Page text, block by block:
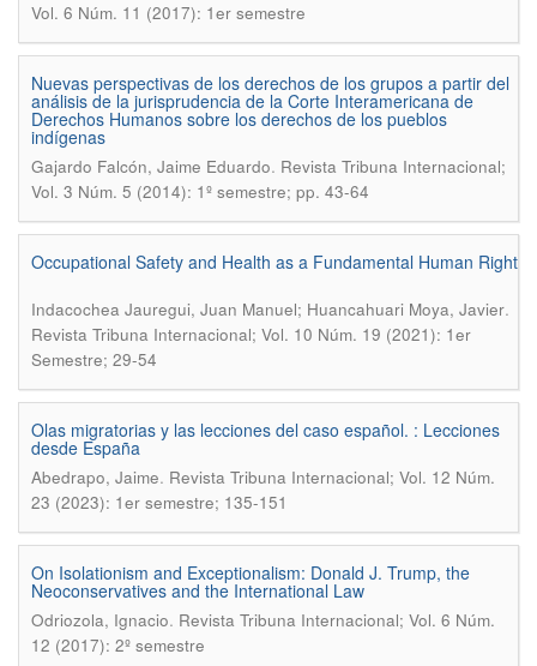
Vol. 6 Núm. 11 (2017): 1er semestre
Nuevas perspectivas de los derechos de los grupos a partir del
análisis de la jurisprudencia de la Corte Interamericana de
Derechos Humanos sobre los derechos de los pueblos
indígenas
Gajardo Falcón, Jaime Eduardo. Revista Tribuna Internacional;
Vol. 3 Núm. 5 (2014): 1º semestre; pp. 43-64
Occupational Safety and Health as a Fundamental Human Right
Indacochea Jauregui, Juan Manuel; Huancahuari Moya, Javier.
Revista Tribuna Internacional; Vol. 10 Núm. 19 (2021): 1er
Semestre; 29-54
Olas migratorias y las lecciones del caso español. : Lecciones
desde España
Abedrapo, Jaime. Revista Tribuna Internacional; Vol. 12 Núm.
23 (2023): 1er semestre; 135-151
On Isolationism and Exceptionalism: Donald J. Trump, the
Neoconservatives and the International Law
Odriozola, Ignacio. Revista Tribuna Internacional; Vol. 6 Núm.
12 (2017): 2º semestre